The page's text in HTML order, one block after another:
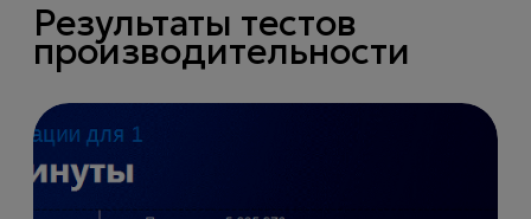
Результаты тестов
производительности